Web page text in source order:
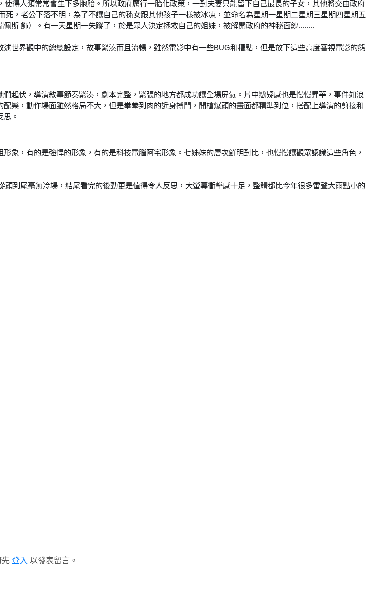
得人類常常會生下多胞胎。所以政府厲行一胎化政策，一對夫妻只能留下自己最長的子女，其他將交由政府
，老公下落不明，為了不讓自己的孫女跟其他孩子一樣被冰凍，並命名為星期一星期二星期三星期四星期五
斯 飾）。有一天星期一失蹤了，於是眾人決定拯救自己的姐妹，被解開政府的神秘面紗........
世界觀中的總總設定，故事緊湊而且流暢，雖然電影中有一些BUG和槽點，但是放下這些高度審視電影的態
起伏，導演敘事節奏緊湊，劇本完整，緊張的地方都成功讓全場屏氣。片中懸疑感也是慢慢昇華，事件如浪
樂，動作場面雖然格局不大，但是拳拳到肉的近身搏鬥，開槍爆頭的畫面都精準到位，搭配上導演的剪接和
。
象，有的是強悍的形象，有的是科技電腦阿宅形象。七姊妹的層次鮮明對比，也慢慢讓觀眾認識這些角色，
到尾毫無冷場，結尾看完的後勁更是值得令人反思，大螢幕衝擊感十足，整體都比今年很多雷聲大雨點小的
先 登入 以發表留言。